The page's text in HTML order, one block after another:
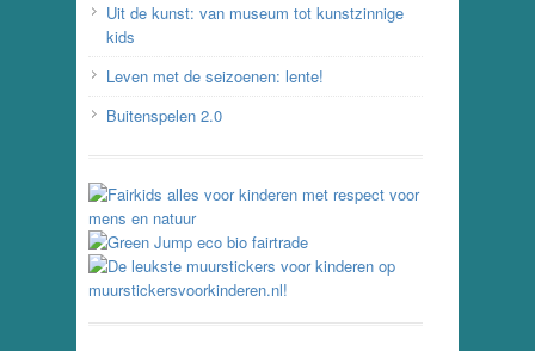
Uit de kunst: van museum tot kunstzinnige
kids
Leven met de seizoenen: lente!
Buitenspelen 2.0